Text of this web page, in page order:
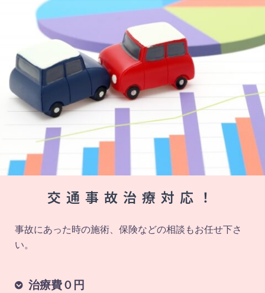
交通事故治療対応！
事故にあった時の施術、保険などの相談もお任せ下さ
い。
治療費０円